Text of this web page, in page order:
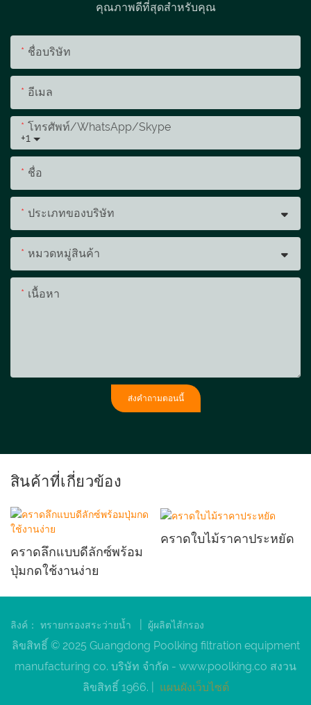
คุณภาพดีที่สุดสำหรับคุณ
ชื่อบริษัท
อีเมล
+1
โทรศัพท์/WhatsApp/Skype
ชื่อ
ประเภทของบริษัท
หมวดหมู่สินค้า
เนื้อหา
ส่งคำถามตอนนี้
สินค้าที่เกี่ยวข้อง
คราดลึกแบบดีลักซ์พร้อม
ปุ่มกดใช้งานง่าย
คราดใบไม้ราคาประหยัด
ลิงค์： ทรายกรองสระว่ายน้ำ ผู้ผลิตไส้กรอง
ลิขสิทธิ์ © 2025 Guangdong Poolking filtration equipment
manufacturing co. บริษัท จำกัด - www.poolking.co สงวน
ลิขสิทธิ์ 1966. |
แผนผังเว็บไซต์